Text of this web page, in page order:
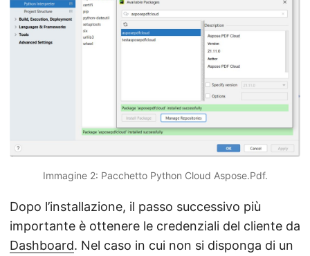
Immagine 2: Pacchetto Python Cloud Aspose.Pdf.
Dopo l’installazione, il passo successivo più
importante è ottenere le credenziali del cliente da
Dashboard. Nel caso in cui non si disponga di un